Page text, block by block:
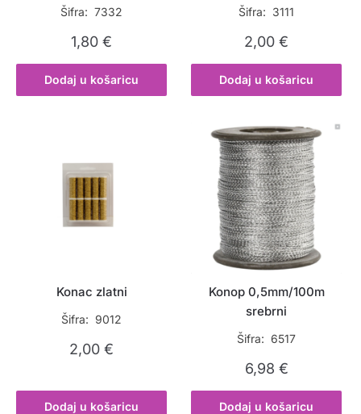
Šifra: 7332
1,80€
Dodaj u košaricu
Šifra: 3111
2,00€
Dodaj u košaricu
Konac zlatni
Šifra: 9012
2,00€
Dodaj u košaricu
Konop 0,5mm/100m
srebrni
Šifra: 6517
6,98 €
Dodaj u košaricu